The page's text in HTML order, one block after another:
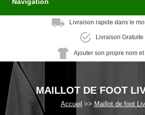
Livraison rapide dans le
Livraison Gratuite
Ajouter son propre nom
MAILLOT DE FOOT
Accueil Maillot de foot